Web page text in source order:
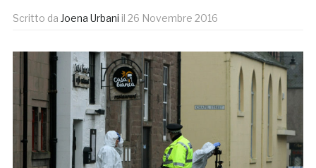
Scritto da Joena Urbani il 26 Novembre 2016